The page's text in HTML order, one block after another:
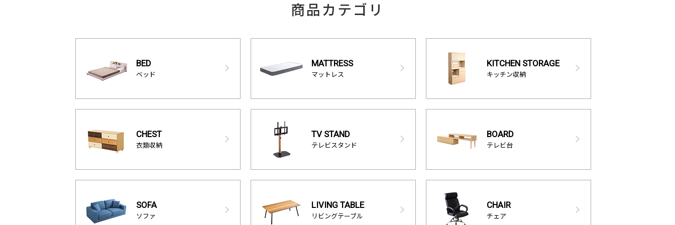
商品カテゴリ
BED
ベッド
MATTRESS
マットレス
KITCHEN STORAGE
キッチン収納
CHEST
衣類収納
TV STAND
テレビスタンド
BOARD
テレビ台
SOFA
ソファ
LIVING TABLE
リビングテーブル
CHAIR
チェア